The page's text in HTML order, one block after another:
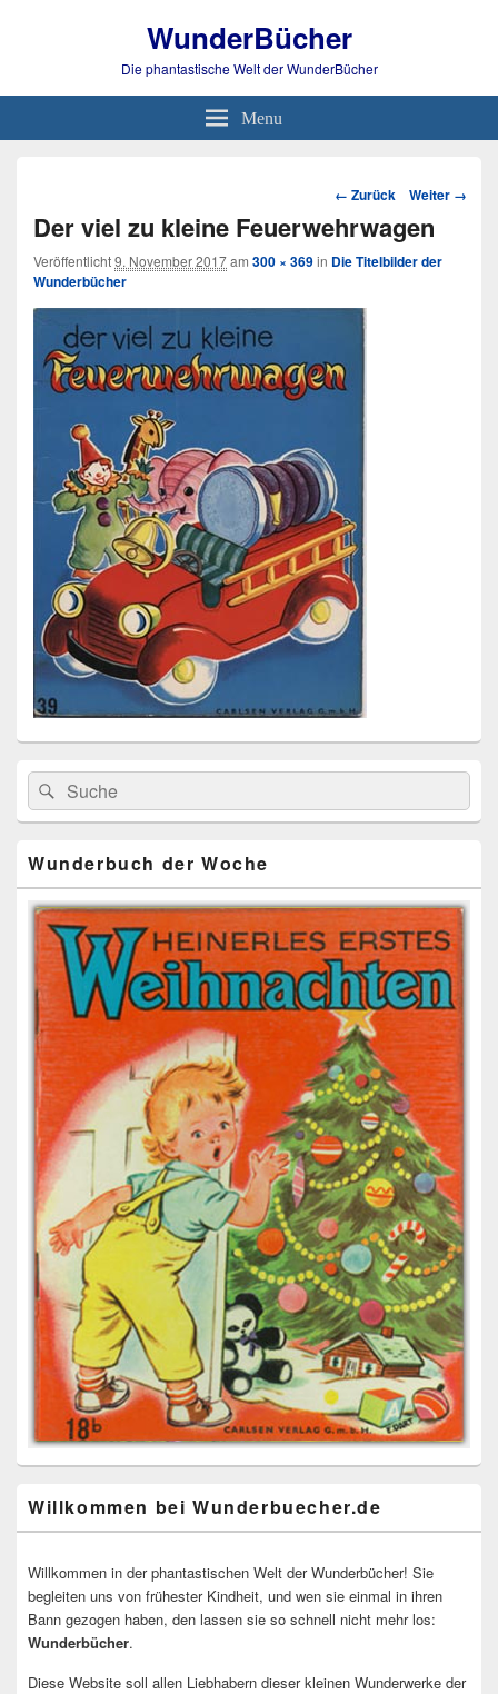
WunderBücher
Die phantastische Welt der WunderBücher
Menu
Bild-
Navigation
← Zurück Weiter →
Der viel zu kleine Feuerwehrwagen
Veröffentlicht9. November 2017am 300 × 369in Die Titelbilder der
Wunderbücher
Primärer
Seitenleisten
Widget-
Bereich
Search
for:
Suche
Wunderbuch der Woche
Willkommen bei Wunderbuecher.de
Willkommen in der phantastischen Welt der Wunderbücher! Sie
begleiten uns von frühester Kindheit, und wen sie einmal in ihren
Bann gezogen haben, den lassen sie so schnell nicht mehr los:
Wunderbücher.
Diese Website soll allen Liebhabern dieser kleinen Wunderwerke der